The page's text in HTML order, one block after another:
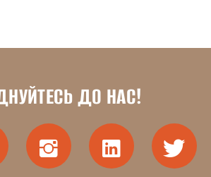
ДО НАС!